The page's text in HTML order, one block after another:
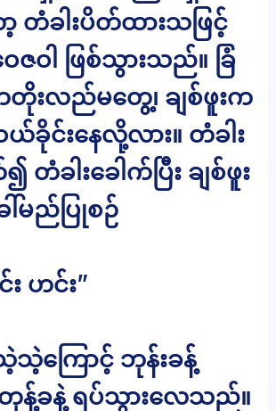
တံခါးပိတ်ထားသဖြင့်
ဝါ ဖြစ်သွားသည်။ ခြံ
တိုးလည်မတွေ့၊ ချစ်ဖူးက
ယ်ခိုင်းနေလို့လား။ တံခါး
တံခါးခေါက်ပြီး ချစ်ဖူး
မည်ပြုစဉ်
ဟင်း”
ကြောင့် ဘုန်းခန့်
ခနဲ့ ရပ်သွားလေသည်။